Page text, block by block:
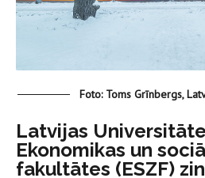
Foto: Toms Grīnbergs,
Latvijas
Ekonomikas un
fakultātes (ESZF)